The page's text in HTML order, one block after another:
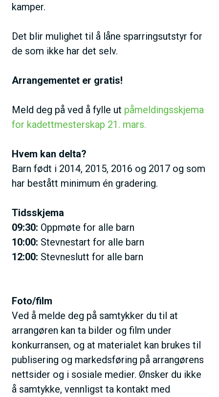
kamper.
Det blir mulighet til å låne sparringsutstyr for
de som ikke har det selv.
Arrangementet er gratis!
Meld deg på ved å fylle ut påmeldingsskjema
for kadettmesterskap 21. mars.
Hvem kan delta?
Barn født i 2014, 2015, 2016 og 2017 og som
har bestått minimum én gradering.
Tidsskjema
09:30: Oppmøte for alle barn
10:00: Stevnestart for alle barn
12:00: Stevneslutt for alle barn
Foto/film
Ved å melde deg på samtykker du til at
arrangøren kan ta bilder og film under
konkurransen, og at materialet kan brukes til
publisering og markedsføring på arrangørens
nettsider og i sosiale medier. Ønsker du ikke
å samtykke, vennligst ta kontakt med